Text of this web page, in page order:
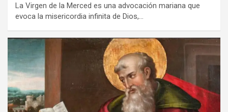
La Virgen de la Merced es una advocación mariana que
evoca la misericordia infinita de Dios,…